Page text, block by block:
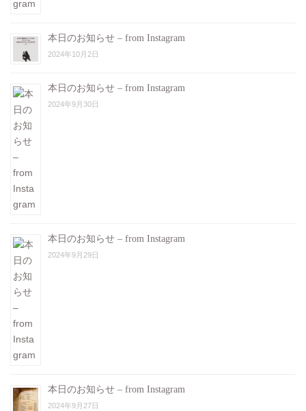
本日のお知らせ – from Instagram
2024年10月2日
本日のお知らせ – from Instagram
2024年9月30日
本日のお知らせ – from Instagram
2024年9月29日
本日のお知らせ – from Instagram
2024年9月27日